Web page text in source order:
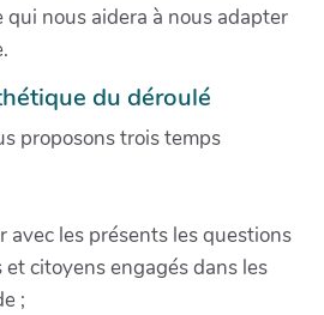
qui nous aidera à nous adapter
du déroulé
proposons trois temps
avec les présents les questions
citoyens engagés dans les
;